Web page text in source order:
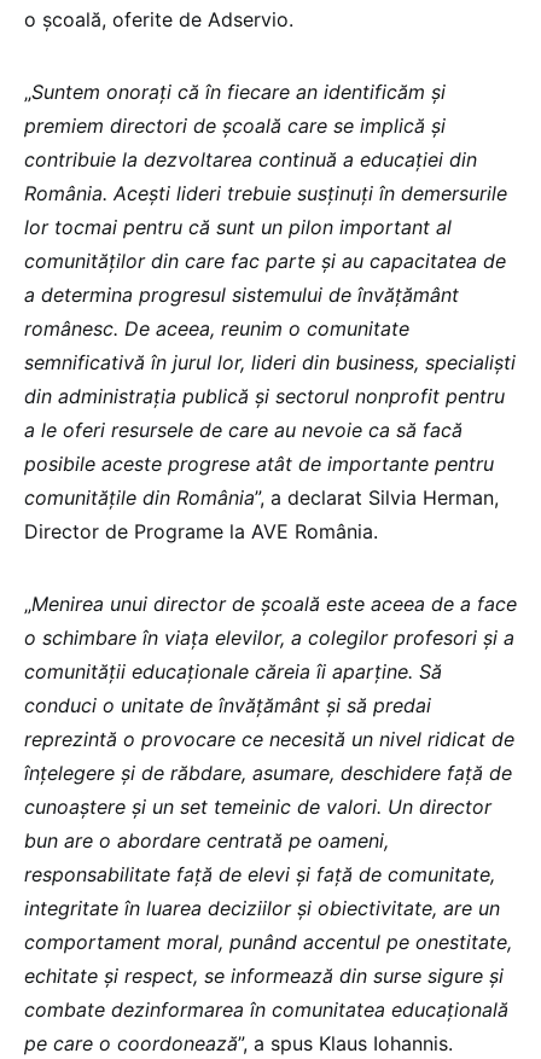
o şcoală, oferite de Adservio.
„Suntem onoraţi că în fiecare an identificăm şi
premiem directori de şcoală care se implică şi
contribuie la dezvoltarea continuă a educaţiei din
România. Aceşti lideri trebuie susţinuţi în demersurile
lor tocmai pentru că sunt un pilon important al
comunităţilor din care fac parte şi au capacitatea de
a determina progresul sistemului de învăţământ
românesc. De aceea, reunim o comunitate
semnificativă în jurul lor, lideri din business, specialişti
din administraţia publică şi sectorul nonprofit pentru
a le oferi resursele de care au nevoie ca să facă
posibile aceste progrese atât de importante pentru
comunităţile din România”, a declarat Silvia Herman,
Director de Programe la AVE România.
„Menirea unui director de şcoală este aceea de a face
o schimbare în viaţa elevilor, a colegilor profesori şi a
comunităţii educaţionale căreia îi aparţine. Să
conduci o unitate de învăţământ şi să predai
reprezintă o provocare ce necesită un nivel ridicat de
înţelegere şi de răbdare, asumare, deschidere faţă de
cunoaştere şi un set temeinic de valori. Un director
bun are o abordare centrată pe oameni,
responsabilitate faţă de elevi şi faţă de comunitate,
integritate în luarea deciziilor şi obiectivitate, are un
comportament moral, punând accentul pe onestitate,
echitate şi respect, se informează din surse sigure şi
combate dezinformarea în comunitatea educaţională
pe care o coordonează”, a spus Klaus Iohannis.